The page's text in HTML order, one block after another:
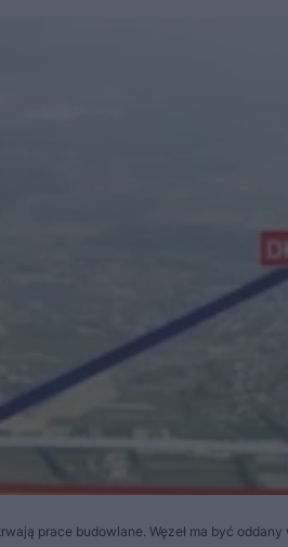
prace budowlane. Węzeł ma być oddany